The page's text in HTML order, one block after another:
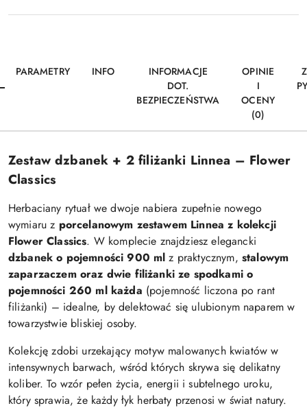
PARAMETRY INFO
INFORMACJE
DOT.
BEZPIECZEŃSTWA
OPINIE
I
OCENY
(0)
Zestaw dzbanek + 2 filiżanki Linnea – Flower
Classics
Herbaciany rytuał we dwoje nabiera zupełnie nowego
wymiaru z porcelanowym zestawem Linnea z kolekcji
Flower Classics. W komplecie znajdziesz elegancki
dzbanek o pojemności 900 ml z praktycznym, stalowym
zaparzaczem oraz dwie filiżanki ze spodkami o
pojemności 260 ml każda (pojemność liczona po rant
filiżanki) – idealne, by delektować się ulubionym naparem w
towarzystwie bliskiej osoby.
Kolekcję zdobi urzekający motyw malowanych kwiatów w
intensywnych barwach, wśród których skrywa się delikatny
koliber. To wzór pełen życia, energii i subtelnego uroku,
który sprawia, że każdy łyk herbaty przenosi w świat natury.